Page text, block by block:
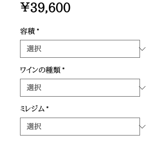
￥39,600価
容積 *
ワインの種類 *
ミレジム *